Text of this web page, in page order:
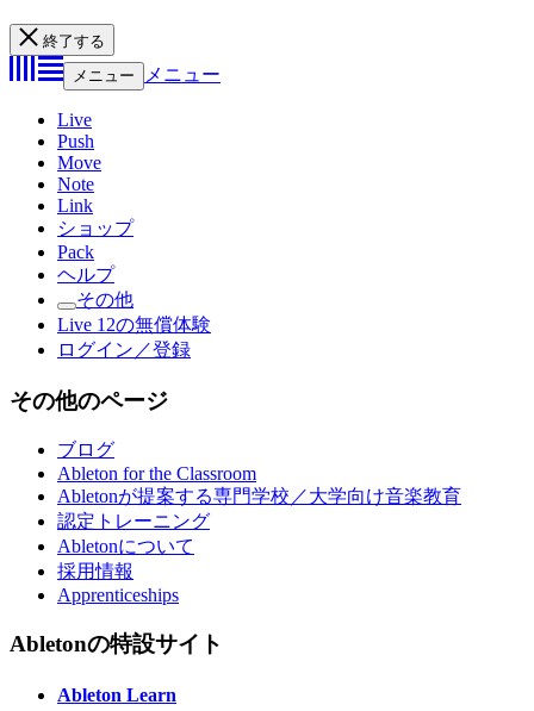
終了する
メニュー
メニュー
Live
Push
Move
Note
Link
ショップ
Pack
ヘルプ
その他
Live 12の無償体験
ログイン／登録
その他のページ
ブログ
Ableton for the Classroom
Abletonが提案する専門学校／大学向け音楽教育
認定トレーニング
Abletonについて
採用情報
Apprenticeships
Abletonの特設サイト
Ableton Learn